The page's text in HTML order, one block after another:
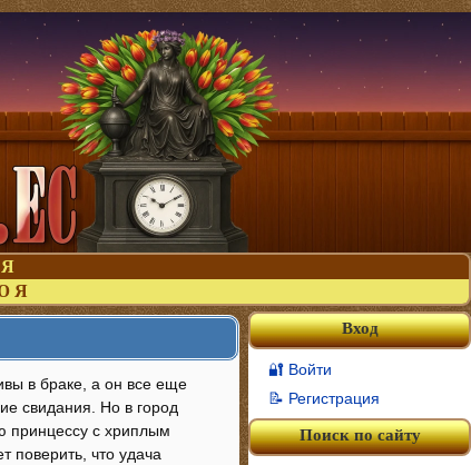
Я
Я
в браке, а он все еще
свидания. Но в город
принцессу с хриплым
поверить, что удача
Вход
🔐 Войти
📝 Регистрация
Поиск по сайту